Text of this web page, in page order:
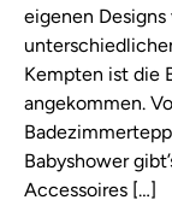
eigenen
Kempten ist die
angekommen.
Babyshower
Accessoires […]